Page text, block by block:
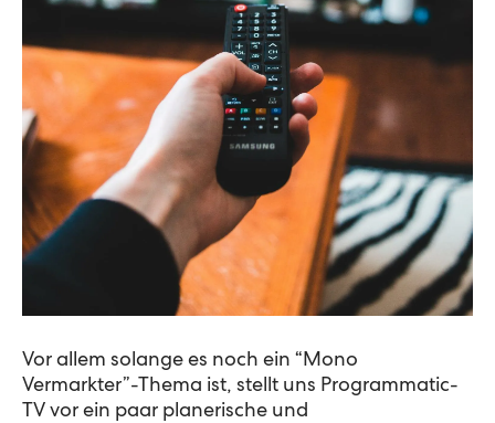
Vor allem solange es noch ein “Mono
Vermarkter”-Thema ist, stellt uns Programmatic-
TV vor ein paar planerische und